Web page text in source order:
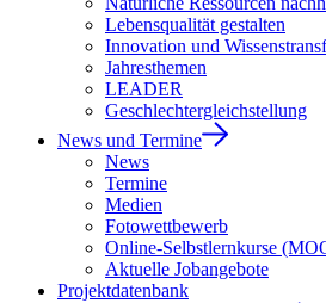
Lebensqualität gestalten
Innovation und
Jahresthemen
LEADER
Geschlechtergleichstellung
News und Termine
News
Termine
Medien
Fotowettbewerb
Online-Selbstlernkurse
Aktuelle Jobangebote
Projektdatenbank